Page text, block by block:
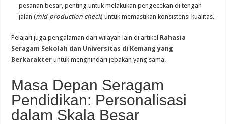
pesanan besar, penting untuk melakukan pengecekan di tengah
jalan (mid-production check) untuk memastikan konsistensi kualitas.
Pelajari juga pengalaman dari wilayah lain di artikel Rahasia
Seragam Sekolah dan Universitas di Kemang yang
Berkarakter untuk menghindari jebakan yang sama.
Masa Depan Seragam
Pendidikan: Personalisasi
dalam Skala Besar